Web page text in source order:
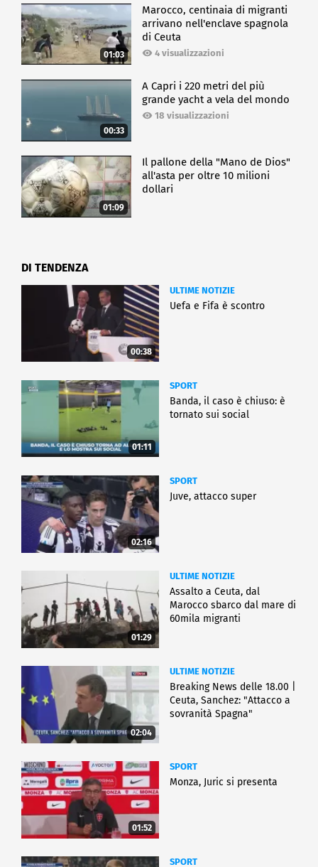
01:03
Marocco, centinaia di migranti
arrivano nell'enclave spagnola
di Ceuta
4 visualizzazioni
00:33
A Capri i 220 metri del più
grande yacht a vela del mondo
18 visualizzazioni
01:09
Il pallone della "Mano de Dios"
all'asta per oltre 10 milioni
dollari
DI TENDENZA
00:38
ULTIME NOTIZIE
Uefa e Fifa è scontro
01:11
SPORT
Banda, il caso è chiuso: è
tornato sui social
02:16
SPORT
Juve, attacco super
01:29
ULTIME NOTIZIE
Assalto a Ceuta, dal
Marocco sbarco dal mare di
60mila migranti
02:04
ULTIME NOTIZIE
Breaking News delle 18.00 |
Ceuta, Sanchez: "Attacco a
sovranità Spagna"
01:52
SPORT
Monza, Juric si presenta
SPORT